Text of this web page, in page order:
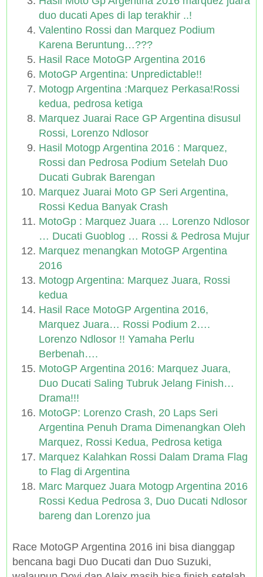
duo ducati Apes di lap terakhir ..!
Valentino Rossi dan Marquez Podium
Karena Beruntung…???
Hasil Race MotoGP Argentina 2016
MotoGP Argentina: Unpredictable!!
Motogp Argentina :Marquez Perkasa!Rossi
kedua, pedrosa ketiga
Marquez Juarai Race GP Argentina disusul
Rossi, Lorenzo Ndlosor
Hasil Motogp Argentina 2016 : Marquez,
Rossi dan Pedrosa Podium Setelah Duo
Ducati Gubrak Barengan
Marquez Juarai Moto GP Seri Argentina,
Rossi Kedua Banyak Crash
MotoGp : Marquez Juara … Lorenzo Ndlosor
… Ducati Guoblog … Rossi & Pedrosa Mujur
Marquez menangkan MotoGP Argentina
2016
Motogp Argentina: Marquez Juara, Rossi
kedua
Hasil Race MotoGP Argentina 2016,
Marquez Juara… Rossi Podium 2….
Lorenzo Ndlosor !! Yamaha Perlu
Berbenah….
MotoGP Argentina 2016: Marquez Juara,
Duo Ducati Saling Tubruk Jelang Finish…
Drama!!!
MotoGP: Lorenzo Crash, 20 Laps Seri
Argentina Penuh Drama Dimenangkan Oleh
Marquez, Rossi Kedua, Pedrosa ketiga
Marquez Kalahkan Rossi Dalam Drama Flag
to Flag di Argentina
Marc Marquez Juara Motogp Argentina 2016
Rossi Kedua Pedrosa 3, Duo Ducati Ndlosor
bareng dan Lorenzo jua
Race MotoGP Argentina 2016 ini bisa dianggap
bencana bagi Duo Ducati dan Duo Suzuki,